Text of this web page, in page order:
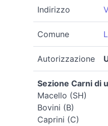
Indirizzo
Comune
Autorizzazione
Sezione Carni di
Macello (SH)
Bovini (B)
Caprini (C)